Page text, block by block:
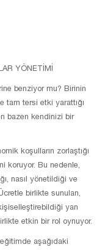
YÖNETİMİ
benziyor mu? Birinin
tam tersi etki yarattığı
bazen kendinizi bir
koşulların zorlaştığı
koruyor. Bu nedenle,
nasıl yönetildiği ve
birlikte sunulan,
yan
etkin bir rol oynuyor.
aşağıdaki